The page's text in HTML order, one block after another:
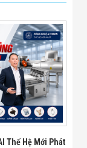
Thế Hệ Mới Phát